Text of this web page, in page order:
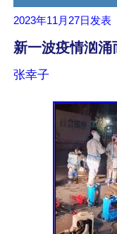
2023年11月27日 发表
新一波疫情汹涌
张幸子